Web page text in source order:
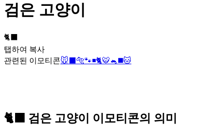
검은 고양이
🐈‍⬛
탭하여 복사
관련된 이모티콘🐭 🐅🐾◾🐈🐯🐁◼️🐱
🐈‍⬛ 검은 고양이 이모티콘의 의미